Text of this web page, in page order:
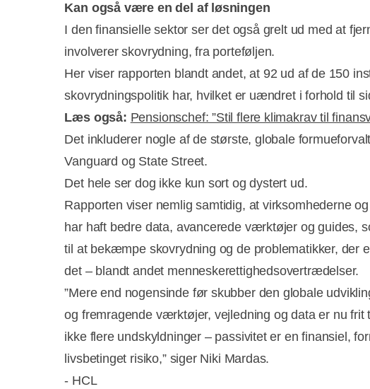
Kan også være en del af løsningen
I den finansielle sektor ser det også grelt ud med at
involverer skovrydning, fra porteføljen.
Her viser rapporten blandt andet, at 92 ud af de 150
skovrydningspolitik har, hvilket er uændret i forhold til
Læs også: Pensionschef: ”Stil flere klimakrav til
Det inkluderer nogle af de største, globale
Vanguard og State Street.
Det hele ser dog ikke kun sort og dystert ud.
Rapporten viser nemlig samtidig, at virksomhederne
har haft bedre data, avancerede værktøjer og guides,
til at bekæmpe skovrydning og de problematikker, der
det – blandt andet menneskerettighedsovertrædelser.
”Mere end nogensinde før skubber den globale
og fremragende værktøjer, vejledning og data er nu
ikke flere undskyldninger – passivitet er en finansiel,
livsbetinget risiko,” siger Niki Mardas.
- HCL